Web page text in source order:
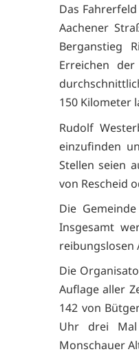
Das
Aachener
Berganstieg
Erreichen
150 Kilometer
Rudolf
einzufinden
Stellen seien
von Rescheid
Die
Insgesamt
reibungslosen
Die
Auflage aller
142 von
Uhr drei
Monschauer